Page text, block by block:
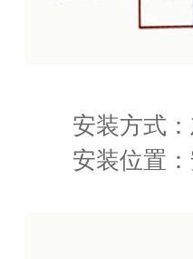
安装方式：
安装位置：